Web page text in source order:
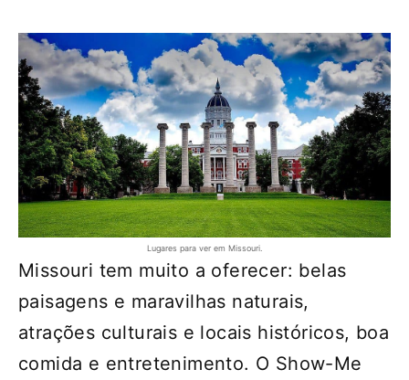
Lugares para ver em Missouri.
Missouri tem muito a oferecer: belas
paisagens e maravilhas naturais,
atrações culturais e locais históricos, boa
comida e entretenimento. O Show-Me